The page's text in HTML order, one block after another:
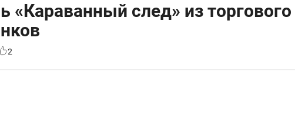
«Караванный след» из
2